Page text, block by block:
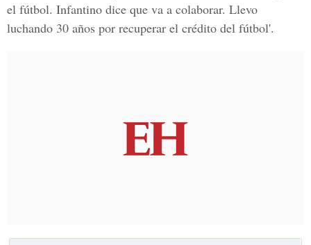
el fútbol. Infantino dice que va a colaborar. Llevo
luchando 30 años por recuperar el crédito del fútbol'.